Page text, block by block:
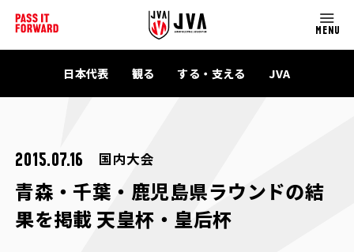
MENU
日本代表 観る する・支える JVA
2015.07.16 国内大会
青森・千葉・鹿児島県ラウンドの結
果を掲載 天皇杯・皇后杯